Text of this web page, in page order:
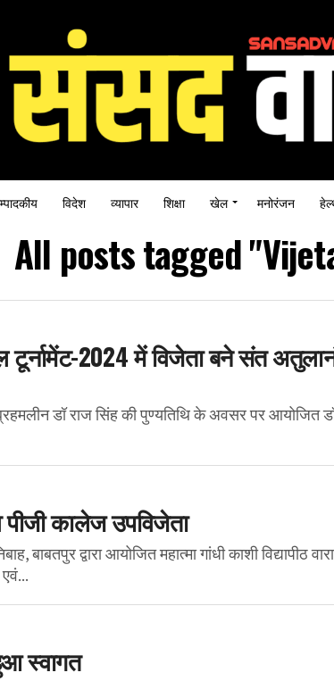
विदेश व्यापार शिक्षा खेल मनोरंजन
All posts tagged
टूर्नामेंट-2024 में विजेता बने संत
डॉ राज सिंह की पुण्यतिथि के अवसर पर आयोजित
पीजी कालेज उपविजेता
द्वारा आयोजित महात्मा गांधी काशी विद्यापीठ
स्वागत